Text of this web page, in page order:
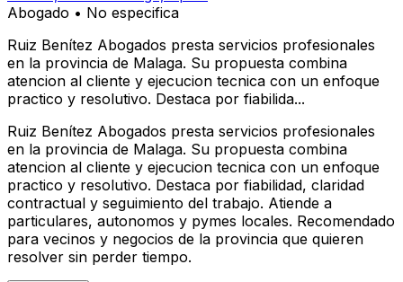
Abogado • No especifica
Ruiz Benítez Abogados presta servicios profesionales
en la provincia de Malaga. Su propuesta combina
atencion al cliente y ejecucion tecnica con un enfoque
practico y resolutivo. Destaca por fiabilida...
Ruiz Benítez Abogados presta servicios profesionales
en la provincia de Malaga. Su propuesta combina
atencion al cliente y ejecucion tecnica con un enfoque
practico y resolutivo. Destaca por fiabilidad, claridad
contractual y seguimiento del trabajo. Atiende a
particulares, autonomos y pymes locales. Recomendado
para vecinos y negocios de la provincia que quieren
resolver sin perder tiempo.